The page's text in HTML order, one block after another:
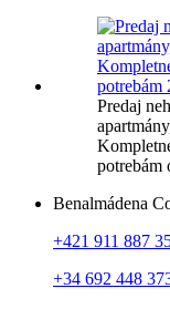
Predaj
potrebám
Benalmádena
+421 911 887
+34 692 448